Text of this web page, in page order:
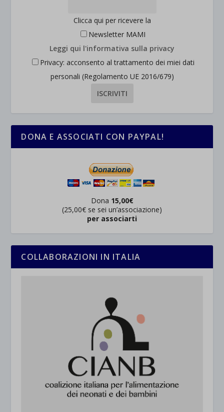
Clicca qui per ricevere la
Newsletter MAMI
Leggi qui l'informativa sulla privacy
Privacy: acconsento al trattamento dei miei dati
personali (Regolamento UE 2016/679)
DONA E ASSOCIATI CON PAYPAL!
Dona 15,00€
(25,00€ se sei un’associazione)
per associarti
COLLABORAZIONI IN ITALIA